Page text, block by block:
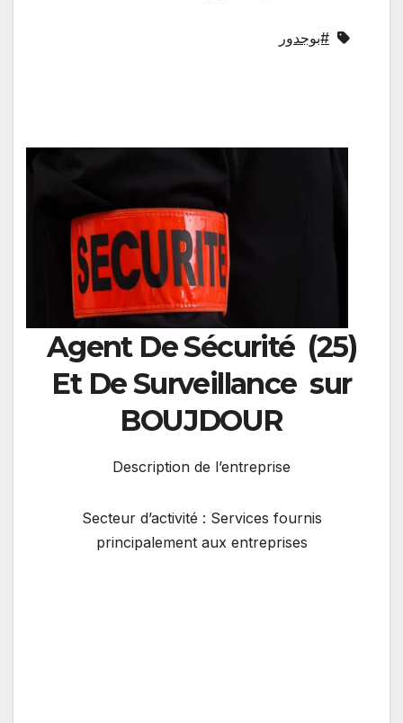
#بوجدور
(25) Agent De Sécurité
Et De Surveillance sur
BOUJDOUR
Description de l’entreprise
Secteur d’activité : Services fournis
principalement aux entreprises